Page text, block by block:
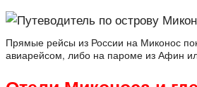
Прямые рейсы из России на Миконос
авиарейсом, либо на пароме из Афин